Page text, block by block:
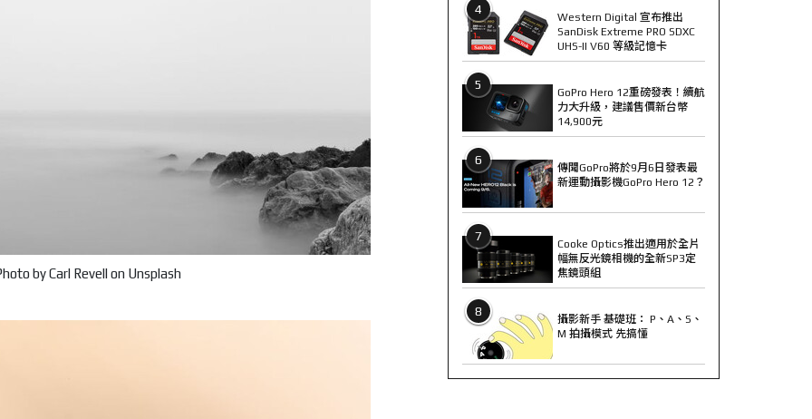
by Carl Revell on Unsplash
4
Western Digital 宣布推出
SanDisk Extreme PRO SDXC
UHS-II V60 等級記憶卡
5
GoPro Hero 12重磅發表！續航
力大升級，建議售價新台幣
14,900元
6
傳聞GoPro將於9月6日發表最
新運動攝影機GoPro Hero 12？
7
Cooke Optics推出適用於全片
幅無反光鏡相機的全新SP3定
焦鏡頭組
8
攝影新手 基礎班： P、A、S、
M 拍攝模式 先搞懂